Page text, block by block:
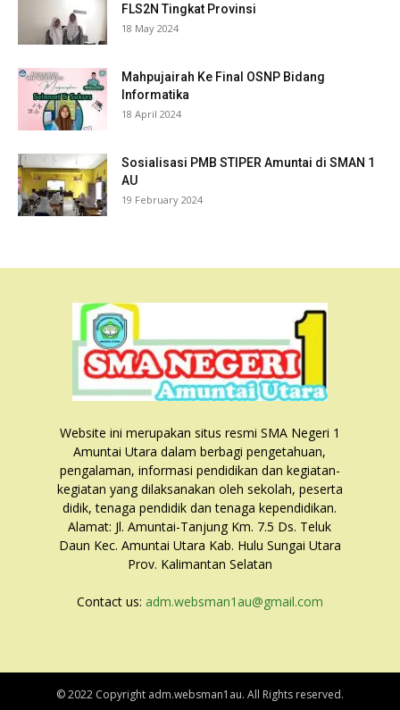
FLS2N Tingkat Provinsi
18 May 2024
Mahpujairah Ke Final OSNP Bidang
Informatika
18 April 2024
Sosialisasi PMB STIPER Amuntai di SMAN 1
AU
19 February 2024
Website ini merupakan situs resmi SMA Negeri 1
Amuntai Utara dalam berbagi pengetahuan,
pengalaman, informasi pendidikan dan kegiatan-
kegiatan yang dilaksanakan oleh sekolah, peserta
didik, tenaga pendidik dan tenaga kependidikan.
Alamat: Jl. Amuntai-Tanjung Km. 7.5 Ds. Teluk
Daun Kec. Amuntai Utara Kab. Hulu Sungai Utara
Prov. Kalimantan Selatan
Contact us: adm.websman1au@gmail.com
© 2022 Copyright adm.websman1au. All Rights reserved.